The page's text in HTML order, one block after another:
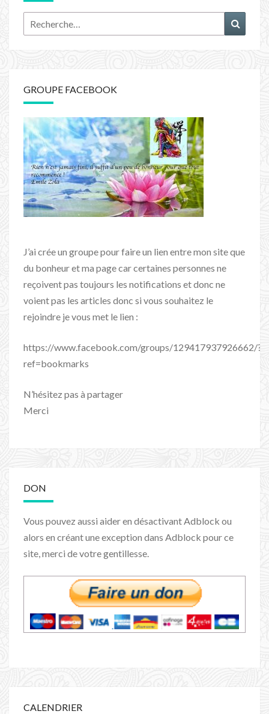
Rechercher :
GROUPE FACEBOOK
J’ai crée un groupe pour faire un lien entre mon site que
du bonheur et ma page car certaines personnes ne
reçoivent pas toujours les notifications et donc ne
voient pas les articles donc si vous souhaitez le
rejoindre je vous met le lien :
https://www.facebook.com/groups/129417937926662/?
ref=bookmarks
N’hésitez pas à partager
Merci
DON
Vous pouvez aussi aider en désactivant Adblock ou
alors en créant une exception dans Adblock pour ce
site, merci de votre gentillesse.
CALENDRIER